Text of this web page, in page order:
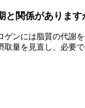
と関係があります
ンには脂質の代謝
量を見直し、必要